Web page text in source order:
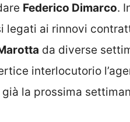
Federico Dimarco.
legati ai rinnovi
da diverse
interlocutorio
la prossima